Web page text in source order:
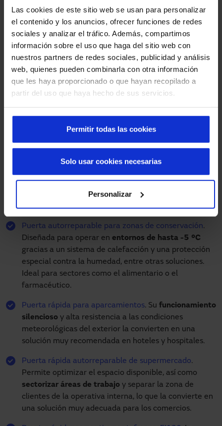
Las cookies de este sitio web se usan para personalizar
el contenido y los anuncios, ofrecer funciones de redes
sociales y analizar el tráfico. Además, compartimos
información sobre el uso que haga del sitio web con
nuestros partners de redes sociales, publicidad y análisis
web, quienes pueden combinarla con otra información
que les haya proporcionado o que hayan recopilado a
partir del uso que haya hecho de sus servicios.
Permitir todas las cookies
Personalizar
Solo usar cookies necesarias
Se pueden personalizar. En la lona se pueden añadir
mirillas y serigrafiar colores corporativos, imágenes,
logotipos o señalética, para adaptar el diseño de la
puerta a la identidad y necesidades de cada entorno.
Los cinco modelos de puertas
autorreparables de Manusa
Para adaptarnos a las necesidades específicas de cada
entorno industrial o comercial, en Manusa ofrecemos cinco
con características especiales.
gran versatilidad para soluciones de interior en zonas
de producción y logística con tráfico frecuente, donde
se requierefiabilidad y rapidez.
Puerta autorreparable para zonas de conservación.
Diseñada para operar en entornos de hasta -5 ºC
gracias a un sistema de calefacción y una protección
especial contra la humedad, entre otras soluciones.
Ideal para sectores como el alimentario o el
farmacéutico.
Puerta rápida para aparcamientos. Su funcionamiento
silencioso y alta resistencia a las condiciones
meteorológicas del exterior la convierten en una
solución muy recomendada en hoteles y hospitales.
Puerta rápida autorreparable de supermercado.
Permite optimizar el espacio disponible, así como
sectorizar áreas de trabajo y separar la zona de
clientes de la operativa interna, lo que la convierte en
una solución muy adecuada para los comercios.